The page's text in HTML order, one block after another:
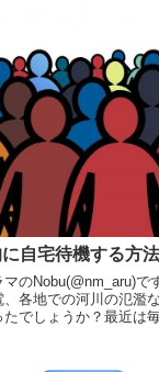
に自宅待機する方
のNobu(@nm_aru)で
各地での河川の氾濫
でしょうか？最近は